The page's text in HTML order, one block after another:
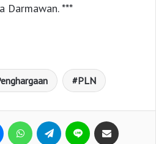
Darmawan. ***
PLN